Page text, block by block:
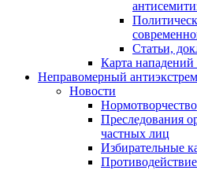
Статьи,
Карта
Неправомерный
Новости
Нормотворчество
Преследования
частных лиц
Избирательные